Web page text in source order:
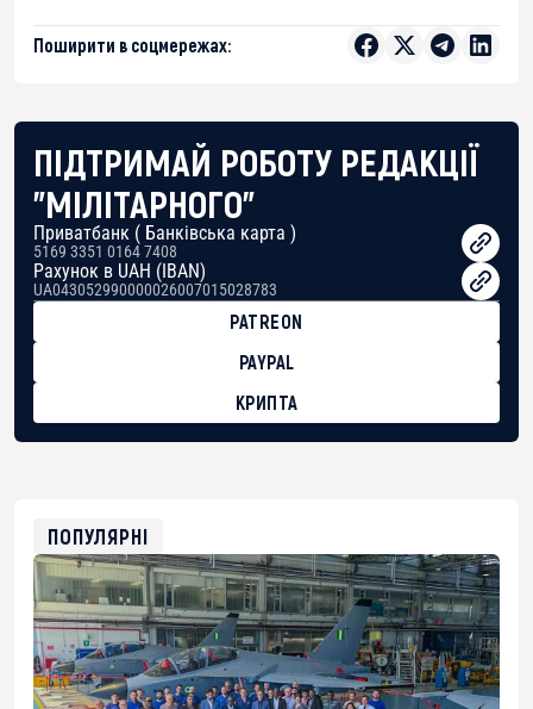
Поширити в соцмережах:
ПІДТРИМАЙ РОБОТУ РЕДАКЦІЇ
"МІЛІТАРНОГО"
Приватбанк ( Банківська карта )
5169 3351 0164 7408
Рахунок в UAH (IBAN)
UA043052990000026007015028783
PATREON
PAYPAL
КРИПТА
0xfD02863D3289416fcF50975c9DFda13623f97758
ПОПУЛЯРНІ